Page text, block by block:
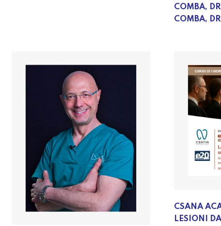
COMBA,
COMBA,
CSANA
LESIONI